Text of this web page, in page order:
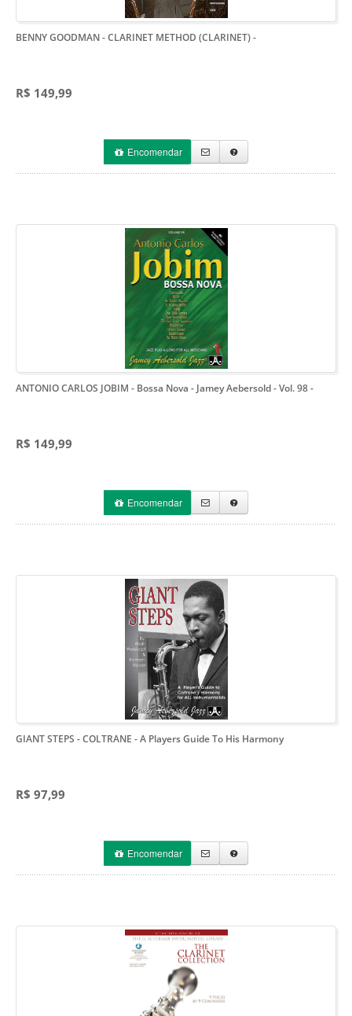
BENNY GOODMAN - CLARINET METHOD (CLARINET)-
R$ 149,99
Encomendar
ANTONIO CARLOS JOBIM - Bossa Nova - Jamey Aebersold - Vol. 98-
R$ 149,99
Encomendar
GIANT STEPS - COLTRANE - A Players Guide To His Harmony
R$ 97,99
Encomendar